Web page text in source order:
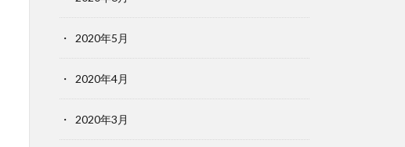
2020年5月
2020年4月
2020年3月